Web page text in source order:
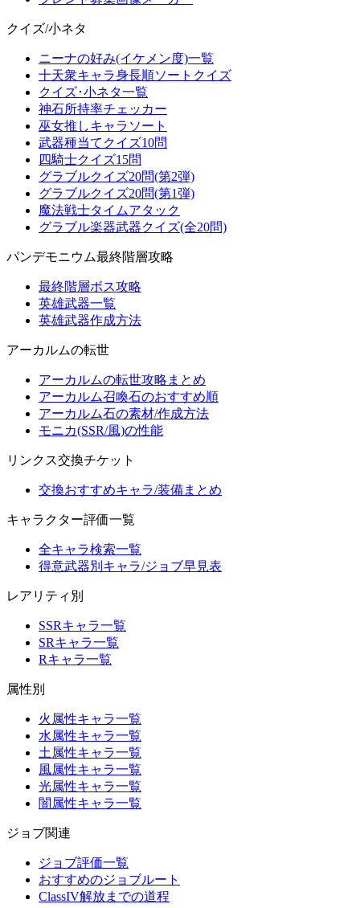
クイズ/小ネタ
ニーナの好み(イケメン度)一覧
十天衆キャラ身長順ソートクイズ
クイズ･小ネタ一覧
神石所持率チェッカー
巫女推しキャラソート
武器種当てクイズ10問
四騎士クイズ15問
グラブルクイズ20問(第2弾)
グラブルクイズ20問(第1弾)
魔法戦士タイムアタック
グラブル楽器武器クイズ(全20問)
パンデモニウム最終階層攻略
最終階層ボス攻略
英雄武器一覧
英雄武器作成方法
アーカルムの転世
アーカルムの転世攻略まとめ
アーカルム召喚石のおすすめ順
アーカルム石の素材/作成方法
モニカ(SSR/風)の性能
リンクス交換チケット
交換おすすめキャラ/装備まとめ
キャラクター評価一覧
全キャラ検索一覧
得意武器別キャラ/ジョブ早見表
レアリティ別
SSRキャラ一覧
SRキャラ一覧
Rキャラ一覧
属性別
火属性キャラ一覧
水属性キャラ一覧
土属性キャラ一覧
風属性キャラ一覧
光属性キャラ一覧
闇属性キャラ一覧
ジョブ関連
ジョブ評価一覧
おすすめのジョブルート
ClassIV解放までの道程